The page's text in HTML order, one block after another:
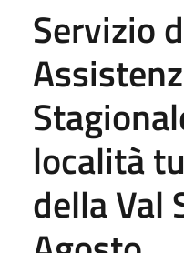
Servizio
località
della Val